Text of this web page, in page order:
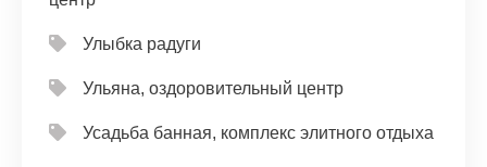
Улыбка радуги
Ульяна, оздоровительный центр
Усадьба банная, комплекс элитного отдыха